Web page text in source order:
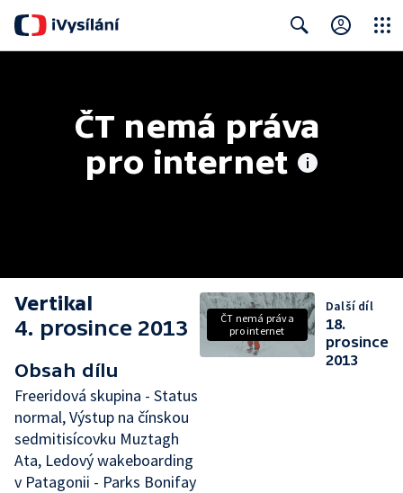
ČT nemá práva
pro internet
Vertikal
4. prosince 2013
Obsah dílu
Freeridová skupina - Status
normal, Výstup na čínskou
sedmitisícovku Muztagh
Ata, Ledový wakeboarding
v Patagonii - Parks Bonifay
ČT nemá práva
pro internet
Další díl
18.
prosince
2013